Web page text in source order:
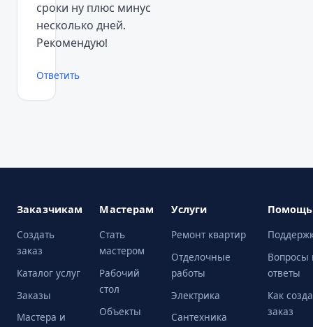
сроки ну плюс минус
несколько дней.
Рекомендую!
Ответить
Заказчикам
Создать
заказ
Каталог услуг
Заказы
Мастера и
Мастерам
Стать
мастером
Рабочий
стол
Объекты
Услуги
Ремонт квартир
Отделочные
работы
Электрика
Сантехника
Помощь
Вопросы
ответы
Как
заказ